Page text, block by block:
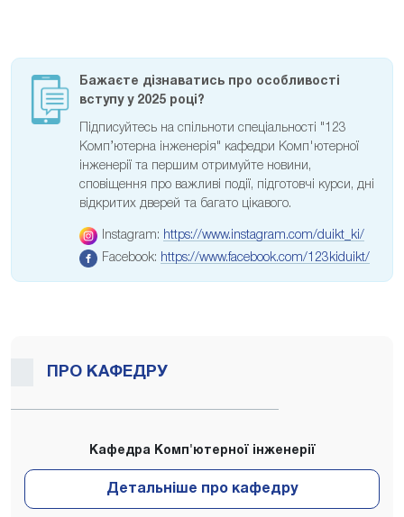
Бажаєте дізнаватись про особливості
вступу у 2025 році?
Підписуйтесь на спільноти спеціальності "123
Комп’ютерна інженерія" кафедри Комп'ютерної
інженерії та першим отримуйте новини,
сповіщення про важливі події, підготовчі курси, дні
відкритих дверей та багато цікавого.
Instagram: https://www.instagram.com/duikt_ki/
Facebook: https://www.facebook.com/123kiduikt/
ПРО КАФЕДРУ
Кафедра Комп'ютерної інженерії